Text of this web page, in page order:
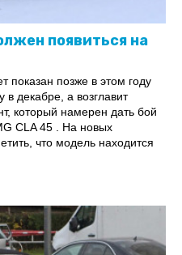
появиться на
показан позже в этом году
декабре, а возглавит
который намерен дать бой
CLA 45 . На новых
что модель находится